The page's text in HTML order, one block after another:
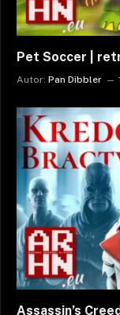
Pet Soccer |
Autor: Pan Dibbler
Assassin’s